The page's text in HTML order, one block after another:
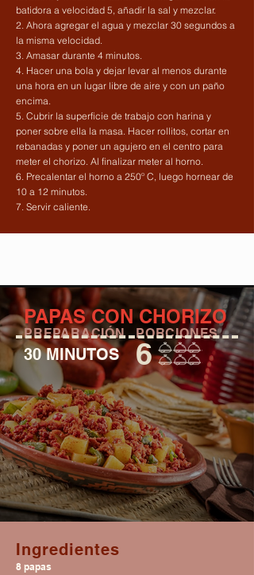
batidora a velocidad 5, añadir la sal y mezclar.
2. Ahora agregar el agua y mezclar 30 segundos a
la misma velocidad.
3. Amasar durante 4 minutos.
4. Hacer una bola y dejar levar al menos durante
una hora en un lugar libre de aire y con un paño
encima.
5. Cubrir la superficie de trabajo con harina y
poner sobre ella la masa. Hacer rollitos, cortar en
rebanadas y poner un agujero en el centro para
meter el chorizo. Al finalizar meter al horno.
6. Precalentar el horno a 250º C, luego hornear de
10 a 12 minutos.
7. Servir caliente.
PAPAS CON CHORIZO
PREPARACIÓN
30 MINUTOS
PORCIONES
6
Ingredientes
8 papas